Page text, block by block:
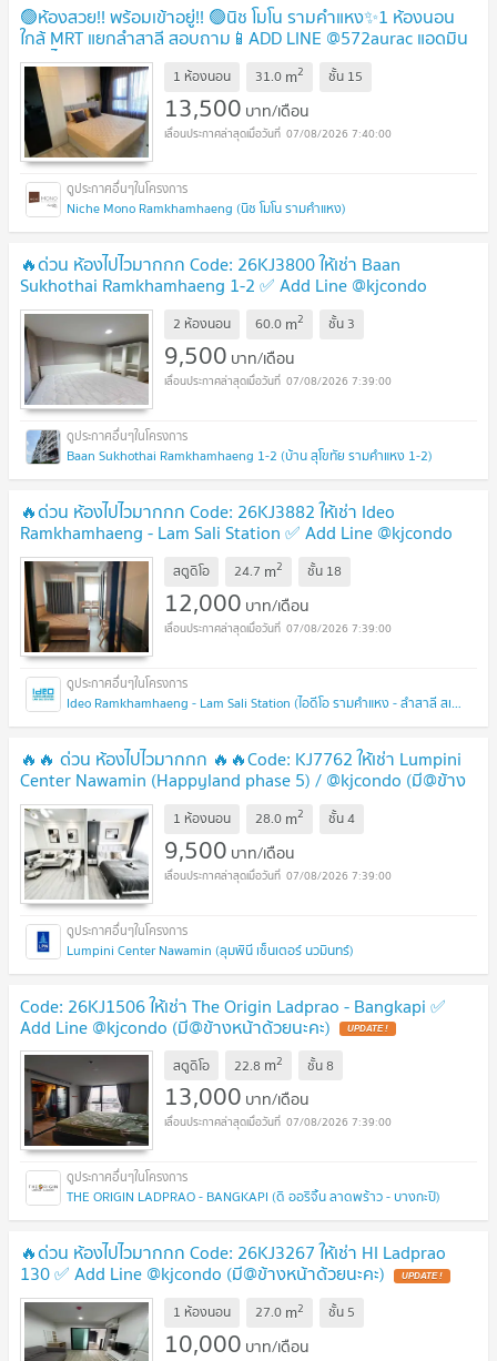
🟢ห้องสวย!! พร้อมเข้าอยู่!! 🟢นิช โมโน รามคำแหง✨1 ห้องนอน
ใกล้ MRT แยกลำสาลี สอบถาม📱ADD LINE @572aurac แอดมิน
ตอบไว✨
1 ห้องนอน 31.0 m2 ชั้น 15
13,500 บาท/เดือน
07/08/2026 7:40:00
Niche Mono Ramkhamhaeng (นิช โมโน รามคำแหง)
🔥ด่วน ห้องไปไวมากกก Code: 26KJ3800 ให้เช่า Baan
Sukhothai Ramkhamhaeng 1-2 ✅ Add Line @kjcondo
(มี@ข้างหน้าด้วยนะคะ)
2 ห้องนอน 60.0 m2 ชั้น 3
9,500 บาท/เดือน
07/08/2026 7:39:00
Baan Sukhothai Ramkhamhaeng 1-2 (บ้าน สุโขทัย รามคำแหง 1-2)
🔥ด่วน ห้องไปไวมากกก Code: 26KJ3882 ให้เช่า Ideo
Ramkhamhaeng - Lam Sali Station ✅ Add Line @kjcondo
(มี@ข้างหน้าด้วยนะคะ)
สตูดิโอ 24.7 m2 ชั้น 18
12,000 บาท/เดือน
07/08/2026 7:39:00
Ideo Ramkhamhaeng - Lam Sali Station (ไอดีโอ รามคำแหง - ลำสาลี สเตชั่น)
🔥🔥 ด่วน ห้องไปไวมากกก 🔥🔥Code: KJ7762 ให้เช่า Lumpini
Center Nawamin (Happyland phase 5) / @kjcondo (มี@ข้าง
หน้าด้วยนะคะ)
1 ห้องนอน 28.0 m2 ชั้น4
9,500 บาท/เดือน
07/08/2026 7:39:00
Lumpini Center Nawamin (ลุมพินี เซ็นเตอร์ นวมินทร์)
Code: 26KJ1506 ให้เช่า The Origin Ladprao - Bangkapi ✅
Add Line @kjcondo (มี@ข้างหน้าด้วยนะคะ)
สตูดิโอ 22.8 m2 ชั้น8
13,000 บาท/เดือน
07/08/2026 7:39:00
THE ORIGIN LADPRAO - BANGKAPI (ดิ ออริจิ้น ลาดพร้าว - บางกะปิ)
🔥ด่วน ห้องไปไวมากกก Code: 26KJ3267 ให้เช่า HI Ladprao
130 ✅ Add Line @kjcondo (มี@ข้างหน้าด้วยนะคะ)
1 ห้องนอน 27.0 m2 ชั้น 5
10,000 บาท/เดือน